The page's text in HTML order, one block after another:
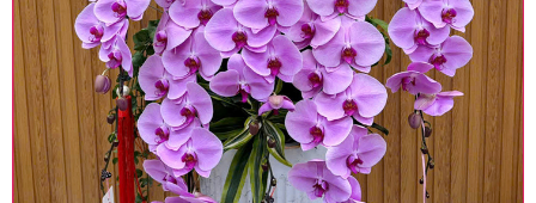
• Shop Hoa Lan Beautiful Orchids
• Liên hệ đặt hàng: 0977755544 | 09.0771.0771
• Chat zalo trực tuyến 24/24: 0933.832.979
• E-mail: sales@lanhodiepdep.com